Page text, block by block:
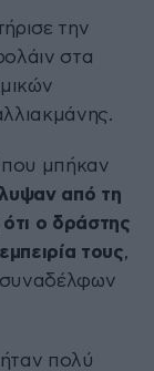
την
στα
που μπήκαν
από τη
ο δράστης
τους,
ήταν πολύ